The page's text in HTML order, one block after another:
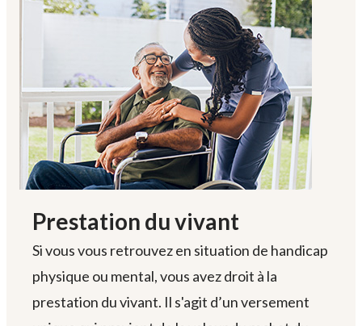
Prestation du vivant
Si vous vous retrouvez en situation de handicap
physique ou mental, vous avez droit à la
prestation du vivant. Il s'agit d’un versement